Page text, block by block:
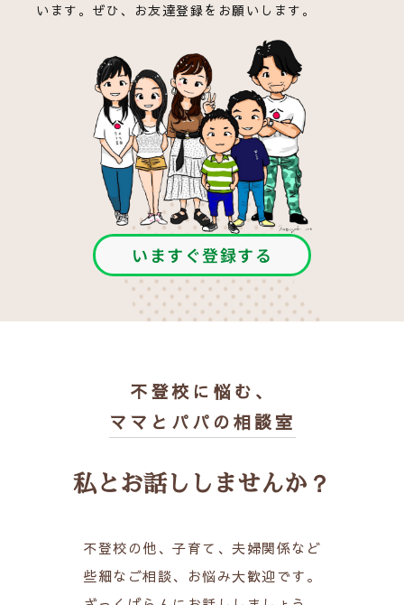
います。ぜひ、お友達登録をお願いします。
いますぐ登録する
不登校に悩む、
ママとパパの相談室
私とお話ししませんか？
不登校の他、子育て、夫婦関係など
些細なご相談、お悩み大歓迎です。